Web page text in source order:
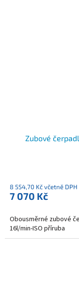
Zubové
produktu
je
z
5
hvězdiček.
8 554,70 Kč včetně DPH
7 070 Kč
Obousměrné zubové
16l/min-ISO příruba